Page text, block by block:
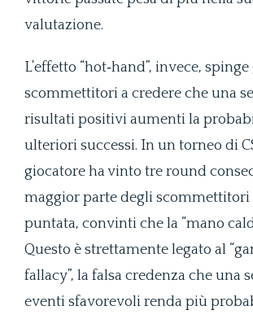
valutazione.
L’effetto “hot‑hand”, invece,
scommettitori a credere che una
risultati positivi aumenti la
ulteriori successi. In un torneo di
giocatore ha vinto tre round
maggior parte degli scommettitori
puntata, convinti che la “mano
Questo è strettamente legato al
fallacy”, la falsa credenza che una
eventi sfavorevoli renda più